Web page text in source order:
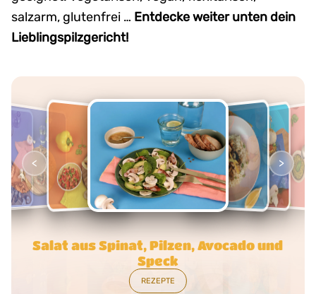
salzarm, glutenfrei … Entdecke weiter unten dein
Lieblingspilzgericht!
< >
Mini-Pilzburgern
REZEPTE